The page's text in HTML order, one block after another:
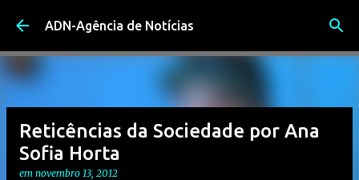
Avançar para o conteúdo principal
ADN-Agência de Notícias
Reticências da Sociedade por Ana
Sofia Horta
em novembro 13, 2012